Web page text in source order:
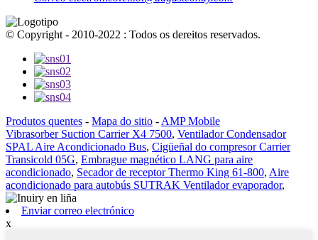
© Copyright - 2010-2022 : Todos os dereitos reservados.
Produtos quentes - Mapa do sitio - AMP Mobile
Vibrasorber Suction Carrier X4 7500, Ventilador Condensador
SPAL Aire Acondicionado Bus, Cigüeñal do compresor Carrier
Transicold 05G, Embrague magnético LANG para aire
acondicionado, Secador de receptor Thermo King 61-800, Aire
acondicionado para autobús SUTRAK Ventilador evaporador,
Enviar correo electrónico
x